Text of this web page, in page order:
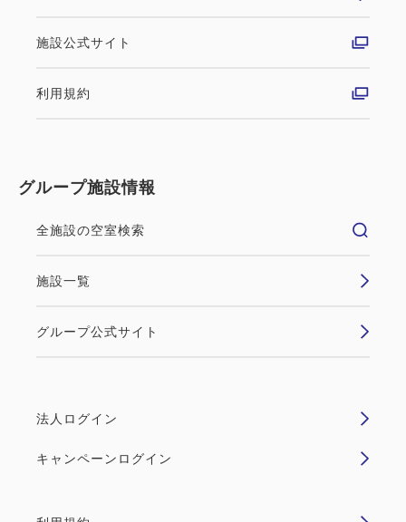
ても明るい雰囲気♪♪
か？是非、ご利用くださいませ♪
■ご朝食について■
ボンサルーテ（健康に良いという意味の造語）という
ンセプトです。
【営業時間】6:30～10：00
施設公式サイト
利用規約
グループ施設情報
全施設の空室検索
施設一覧
グループ公式サイト
法人ログイン
キャンペーンログイン